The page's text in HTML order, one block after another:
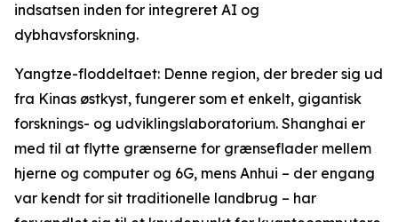
indsatsen inden for integreret AI og
dybhavsforskning.
Yangtze-floddeltaet: Denne region, der breder sig ud
fra Kinas østkyst, fungerer som et enkelt, gigantisk
forsknings- og udviklingslaboratorium. Shanghai er
med til at flytte grænserne for grænseflader mellem
hjerne og computer og 6G, mens Anhui – der engang
var kendt for sit traditionelle landbrug – har